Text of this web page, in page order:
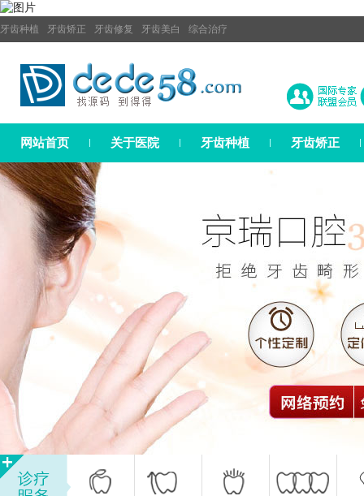
牙齿种植 牙齿矫正 牙齿修复 牙齿美白 综合治疗
网站首页 关于医院 牙齿种植 牙齿矫正